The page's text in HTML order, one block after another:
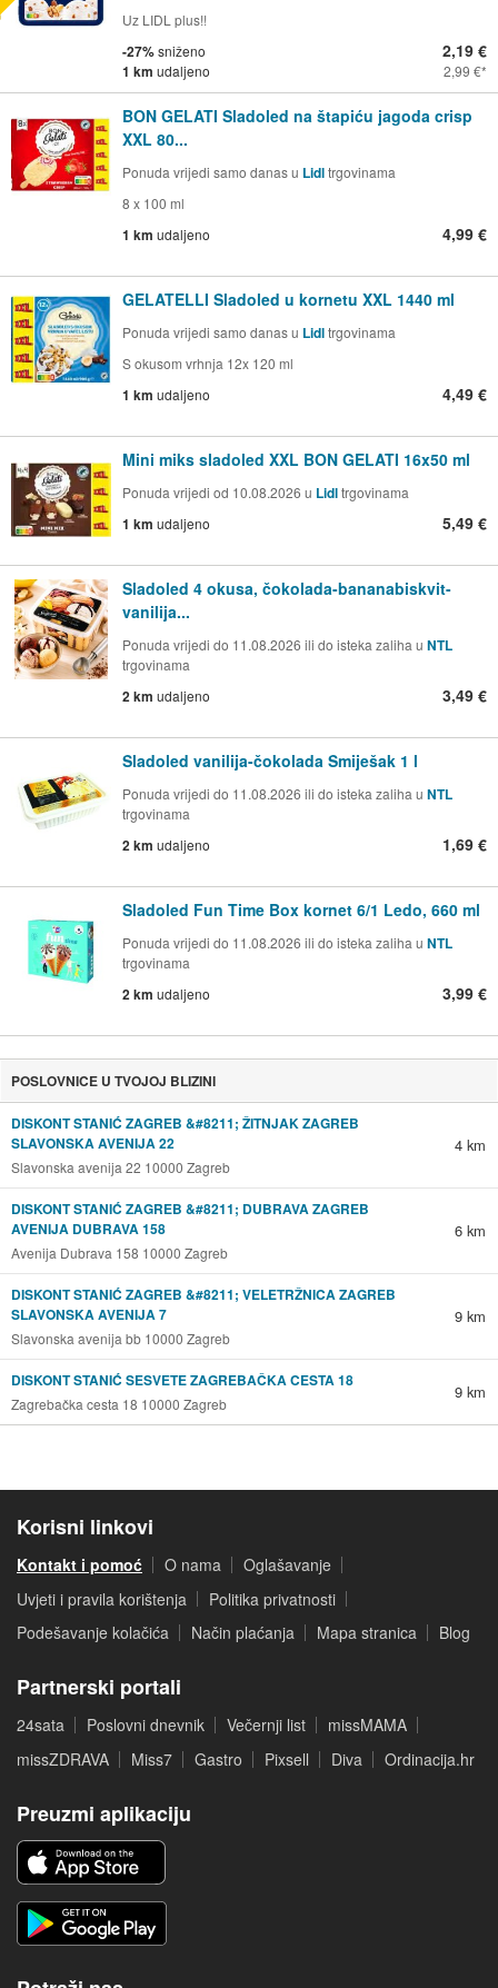
Uz LIDL plus!!
-27%sniženo
1 km udaljeno
2,19 €
2,99 €
BON GELATI Sladoled na štapiću jagoda crisp
XXL 80...
Ponuda vrijedi samo danas u Lidltrgovinama
8 x 100 ml
1 km udaljeno 4,99 €
GELATELLI Sladoled u kornetu XXL 1440 ml
Ponuda vrijedi samo danas u Lidltrgovinama
S okusom vrhnja 12x 120 ml
1 km udaljeno 4,49 €
Mini miks sladoled XXL BON GELATI 16x50 ml
Ponuda vrijedi od 10.08.2026 u Lidltrgovinama
1 km udaljeno 5,49 €
Sladoled 4 okusa, čokolada-bananabiskvit-
vanilija...
Ponuda vrijedi do 11.08.2026 ili do isteka zaliha u NTL
trgovinama
2 km udaljeno 3,49 €
Sladoled vanilija-čokolada Smiješak 1 l
Ponuda vrijedi do 11.08.2026 ili do isteka zaliha u NTL
trgovinama
2 km udaljeno 1,69 €
Sladoled Fun Time Box kornet 6/1 Ledo, 660 ml
Ponuda vrijedi do 11.08.2026 ili do isteka zaliha u NTL
trgovinama
2 km udaljeno 3,99 €
POSLOVNICE U TVOJOJ BLIZINI
DISKONT STANIĆ ZAGREB &#8211; ŽITNJAK ZAGREB
SLAVONSKA AVENIJA 22
Slavonska avenija 22 10000 Zagreb
4 km
DISKONT STANIĆ ZAGREB &#8211; DUBRAVA ZAGREB
AVENIJA DUBRAVA 158
Avenija Dubrava 158 10000 Zagreb
6 km
DISKONT STANIĆ ZAGREB &#8211; VELETRŽNICA ZAGREB
SLAVONSKA AVENIJA 7
Slavonska avenija bb 10000 Zagreb
9 km
DISKONT STANIĆ SESVETE ZAGREBAČKA CESTA 18
Zagrebačka cesta 18 10000 Zagreb
9 km
Korisni linkovi
Kontakt i pomoć O nama
Oglašavanje
Uvjeti i pravila korištenja
Politika privatnosti
Podešavanje kolačića
Način plaćanja Mapa stranica Blog
Partnerski portali
24sata Poslovni dnevnik Večernji list
missMAMA
missZDRAVA
Miss7 Gastro Pixsell Diva Ordinacija.hr
Preuzmi aplikaciju